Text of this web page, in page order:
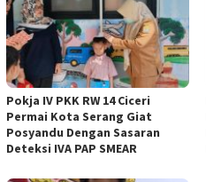
Pokja IV PKK RW 14 Ciceri
Permai Kota Serang Giat
Posyandu Dengan Sasaran
Deteksi IVA PAP SMEAR